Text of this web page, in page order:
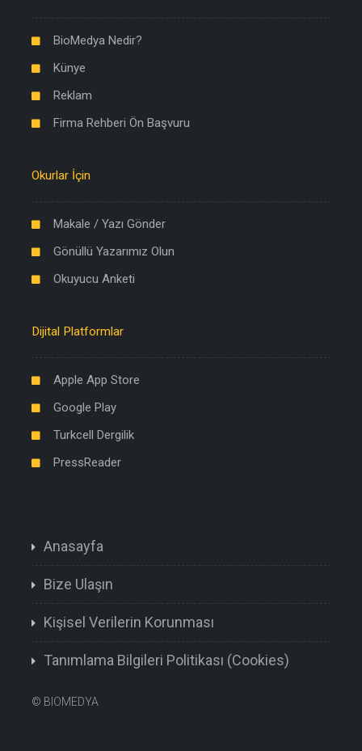
BioMedya Nedir?
Künye
Reklam
Firma Rehberi Ön Başvuru
Okurlar İçin
Makale / Yazı Gönder
Gönüllü Yazarımız Olun
Okuyucu Anketi
Dijital Platformlar
Apple App Store
Google Play
Turkcell Dergilik
PressReader
Anasayfa
Bize Ulaşın
Kişisel Verilerin Korunması
Tanımlama Bilgileri Politikası (Cookies)
© BIOMEDYA